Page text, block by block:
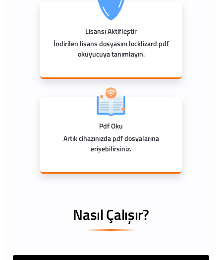
Lisansı Aktifleştir
İndirilen lisans dosyasını locklizard pdf
okuyucuya tanımlayın.
Pdf Oku
Artık cihazınızda pdf dosyalarına
erişebilirsiniz.
Nasıl Çalışır?